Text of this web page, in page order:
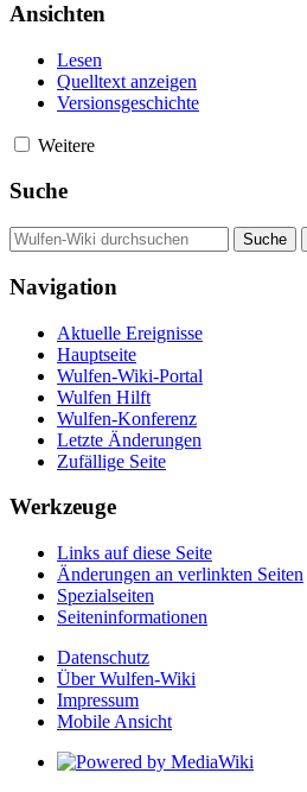
Ansichten
Lesen
Quelltext anzeigen
Versionsgeschichte
Weitere
Suche
Navigation
Aktuelle Ereignisse
Hauptseite
Wulfen-Wiki-Portal
Wulfen Hilft
Wulfen-Konferenz
Letzte Änderungen
Zufällige Seite
Werkzeuge
Links auf diese Seite
Änderungen an verlinkten Seiten
Spezialseiten
Seiten­­informationen
Datenschutz
Über Wulfen-Wiki
Impressum
Mobile Ansicht